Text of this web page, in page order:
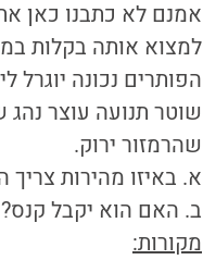
אמנם לא כתבנו כאן
למצוא אותה בקלות
הפותרים נכונה יוגרל
שוטר תנועה עוצר
שהרמזור ירוק.
א. באיזו מהירות
ב. האם הוא יקבל קנס?
מקורות: